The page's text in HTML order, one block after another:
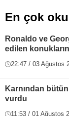
En çok
Ronaldo ve
edilen
22:47 / 03 Ağustos
Karnından
vurdu
11:53 / 01 Ağustos